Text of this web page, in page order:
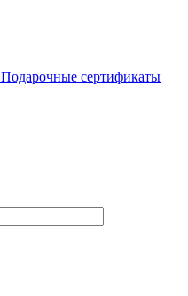
Подарочные сертификаты